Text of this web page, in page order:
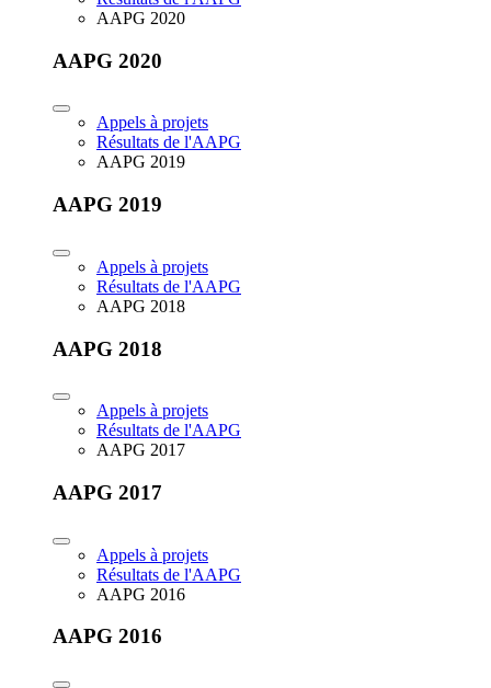
AAPG 2020
AAPG 2020
Appels à projets
Résultats de l'AAPG
AAPG 2019
AAPG 2019
Appels à projets
Résultats de l'AAPG
AAPG 2018
AAPG 2018
Appels à projets
Résultats de l'AAPG
AAPG 2017
AAPG 2017
Appels à projets
Résultats de l'AAPG
AAPG 2016
AAPG 2016